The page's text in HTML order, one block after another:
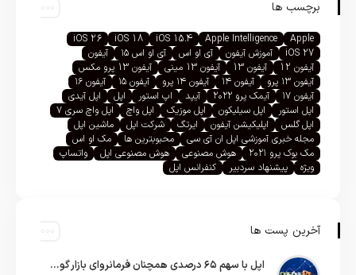
برچسب ها
Apple
Apple Intelligence
iOS 15.4
iOS 18
iOS 26
iOS 27
آموزش آیفون آی او اس آی او اس ۱۵
آیفون
آیفون 12
آیفون 13 آیفون 13 مینی
آیفون 13 پرو مکس
آیفون ۱۳ پرو
آیفون ۱۴ آیفون ۱۴ پرو آیفون ۱۵
آیفون ۱۶
آیفون ۱۷
آیمک پرو ۲۰۲۲ آیپد اپ استور اپل
اپل آیدی
اپل استور
اپل سیلیکون اپل موزیک اپل واچ
اپل واچ سری ۷
اپل گلس
اپلیکیشن آیفون ایرتگ شرکت اپل
ماشین اپل
مجله خبری آموزشی اپل ان آی سی
محبوبترین ها
مک او اس
مک بوک پرو ۲۰۲۱
هوش مصنوعی هوش مصنوعی اپل
واتساپ
ویژه
پیشنهاد سردبیر کنفرانس اپل
آخرین پست ها
اپل با سهم ۶۵ درصدی همچنان فرمانروای بازار گوشی‌های پریمیوم جهان است